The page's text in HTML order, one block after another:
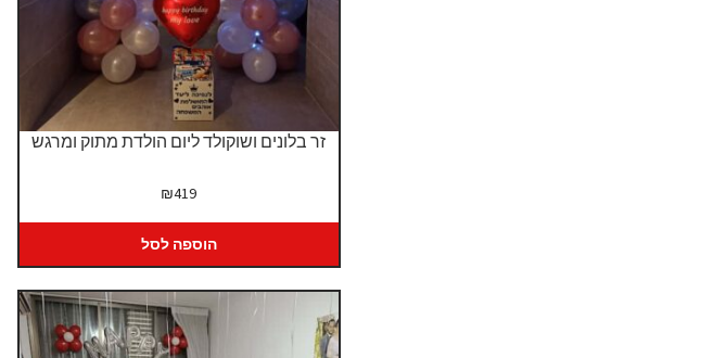
זר בלונים ושוקולד ליום הולדת מתוק ומרגש
₪419
הוספה לסל